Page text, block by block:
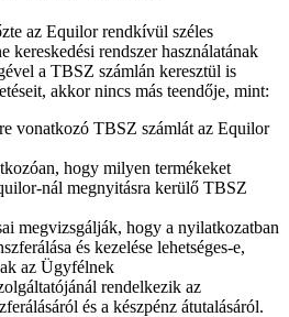
az Equilor rendkívül széles
kereskedési rendszer használatának
a TBSZ számlán keresztül is
akkor nincs más teendője, mint:
vonatkozó TBSZ számlát az Equilor
hogy milyen termékeket
nál megnyitásra kerülő TBSZ
megvizsgálják, hogy a nyilatkozatban
és kezelése lehetséges-e,
az Ügyfélnek
rendelkezik az
és a készpénz átutalásáról.